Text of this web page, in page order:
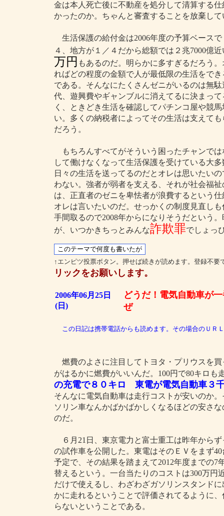
金は本人死亡後に不動産を処分して清算する
かったのか。ちゃんと審査することを放棄し
生活保護の給付金は2006年度の予算ベース
４、地方が１／４だから総額では２兆7000億
万円 もあるのだ。明らかに多すぎるだろう
ればどの程度の金額で人が最低限の生活をで
である。そんなにたくさんゼニがいるのは無
代、遊興費やギャンブルに消えてるに決まっ
く、ときどき生活を確認してパチンコ屋や競
い。多くの納税者によってその生活は支えて
だろう。
もちろんすべてがそういう困ったチャンで
して働けなくなって生活保護を受けている大
日々の生活を送ってるのだとオレは思いたい
わない。強者が弱者を支える、それが社会福
は、正直者のゼニを卑怯者が浪費するという
オレは言いたいのだ。せっかくの制度見直し
手間取るので2008年からになりそうだという
が、いつかきちっとみんな詐欺罪でしょっ
↑エンピツ投票ボタン。押せば続きが読めます。登録不要
リックをお願いします。
2006年06月25日
(日)
どうだ！電気自動車が
ぜ
この日記は携帯電話からも読めます。その場合のＵＲ
燃費のよさに注目してトヨタ・プリウスを
がはるかに燃費がいいんだ。100円で80キロ
の充電で８０キロ 東電が電気自動車３
そんなに電気自動車は走行コストが安いのか
ソリン車なんかばかばかしくなるほどの安さ
のだ。
６月21日、東京電力と富士重工は昨年から
の試作車を公開した。東電はそのＥＶをまず
予定で、その結果を踏まえて2012年度までの7
替えるという。一台当たりのコストは300万
だけで使えるし、わざわざガソリンスタンド
かに走れるということで評価されてるように
らないということである。